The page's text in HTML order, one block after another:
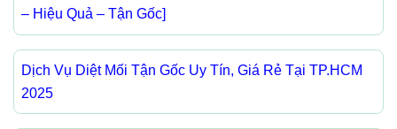
– Hiệu Quả – Tận Gốc]
Dịch Vụ Diệt Mối Tận Gốc Uy Tín, Giá Rẻ Tại TP.HCM
2025